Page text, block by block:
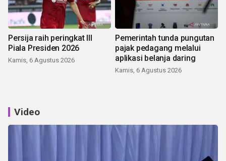
Persija raih peringkat III
Piala Presiden 2026
Kamis, 6 Agustus 2026
Pemerintah tunda pungutan
pajak pedagang melalui
aplikasi belanja daring
Kamis, 6 Agustus 2026
Video